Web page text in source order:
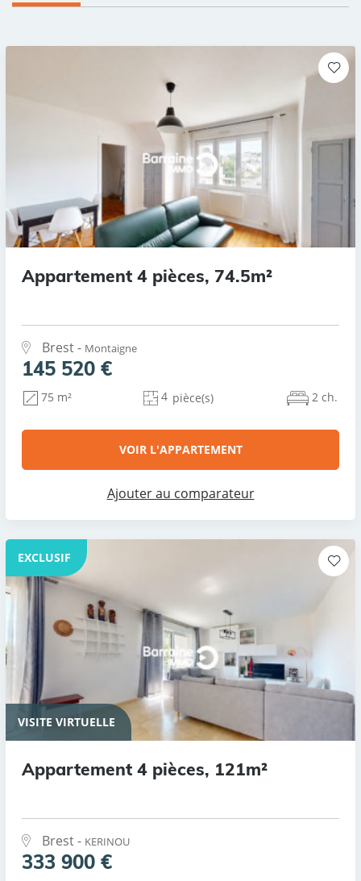
Appartement 4 pièces, 74.5m²
Brest - Montaigne
145 520 €
75 m² 4 pièce(s) 2 ch.
VOIR L'APPARTEMENT
Ajouter au comparateur
EXCLUSIF
VISITE VIRTUELLE
Appartement 4 pièces, 121m²
Brest - KERINOU
333 900 €